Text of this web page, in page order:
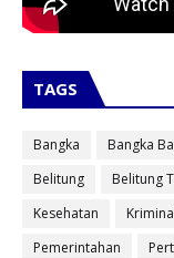
TAGS
Bangka Bangka
Belitung
Belitung
Kesehatan
Pemerintahan